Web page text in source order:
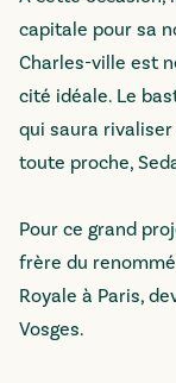
capitale pour sa
Charles-ville est
cité idéale. Le
qui saura
toute proche,
Pour ce grand
frère du
Royale à Paris,
Vosges.